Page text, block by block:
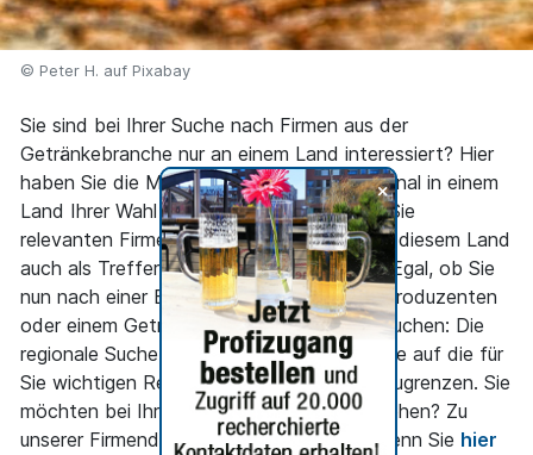
+
© Peter H. auf Pixabay
Sie sind bei Ihrer Suche nach Firmen aus der
Getränkebranche nur an einem Land interessiert? Hier
haben Sie die Möglichkeit, gezielt nur regional in einem
Land Ihrer Wahl zu suchen und nur die für Sie
relevanten Firmen der Getränkeindustrie in diesem Land
auch als Treffer angezeigt zu bekommen. Egal, ob Sie
nun nach einer Brauerei, einem Fruchtsaftproduzenten
oder einem Getränkemaschinenhersteller suchen: Die
regionale Suche ermöglicht Ihnen, die Suche auf die für
Sie wichtigen Regionen entsprechend einzugrenzen. Sie
möchten bei Ihrer Suche mehr ins Detail gehen? Zu
unserer Firmendetailsuche gelangen Sie, wenn Sie hier